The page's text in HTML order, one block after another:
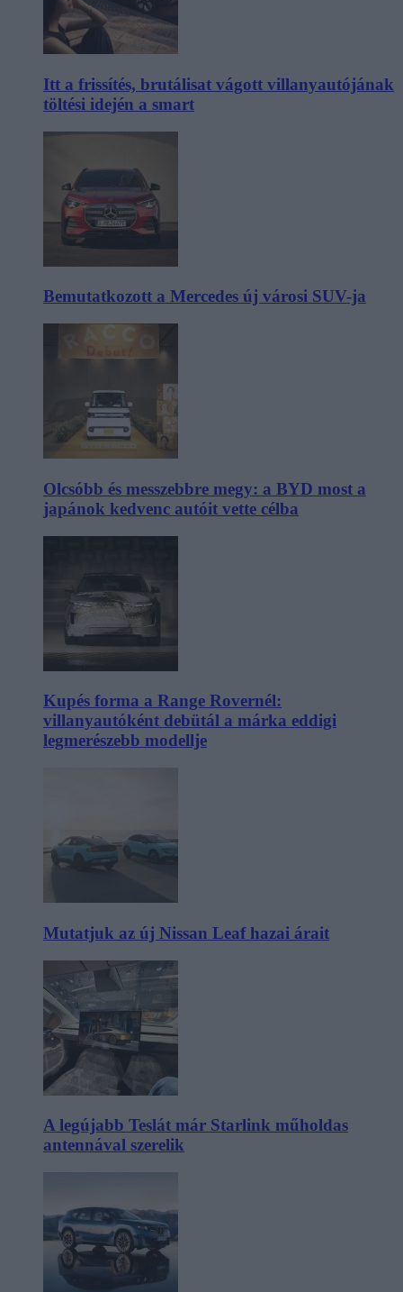
Itt a frissítés, brutálisat vágott villanyautójának
töltési idején a smart
Bemutatkozott a Mercedes új városi SUV-ja
Olcsóbb és messzebbre megy: a BYD most a
japánok kedvenc autóit vette célba
Kupés forma a Range Rovernél:
villanyautóként debütál a márka eddigi
legmerészebb modellje
Mutatjuk az új Nissan Leaf hazai árait
A legújabb Teslát már Starlink műholdas
antennával szerelik